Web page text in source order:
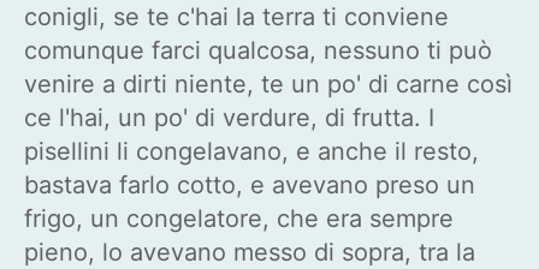
conigli, se te c'hai la terra ti conviene
comunque farci qualcosa, nessuno ti può
venire a dirti niente, te un po' di carne così
ce l'hai, un po' di verdure, di frutta. I
pisellini li congelavano, e anche il resto,
bastava farlo cotto, e avevano preso un
frigo, un congelatore, che era sempre
pieno, lo avevano messo di sopra, tra la